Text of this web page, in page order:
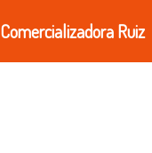
Comercializadora Ruiz